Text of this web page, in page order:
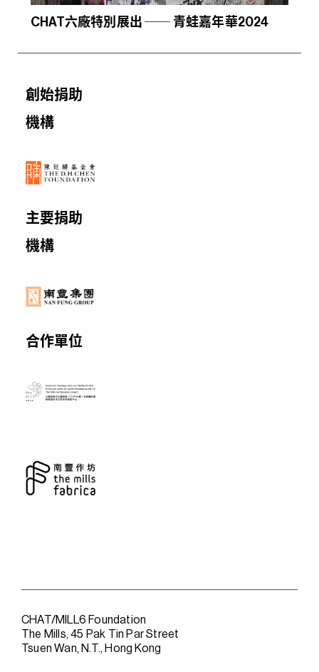
CHAT六廠特別展出 ── 青蛙嘉年華2024
創始捐助
機構
主要捐助
機構
合作單位
CHAT/MILL6 Foundation
The Mills, 45 Pak Tin Par Street
Tsuen Wan, N.T., Hong Kong